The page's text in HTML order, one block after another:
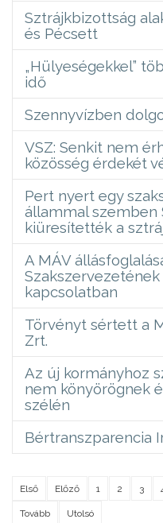
Sztrájkbizottság
és Pécsett
„Hülyeségekkel”
idő
Szennyvízben
VSZ: Senkit nem
közösség érdekét
Pert nyert egy
állammal
kiüresítették a
A MÁV
kapcsolatban
Törvényt sértett a
Zrt.
Az új kormányhoz
nem könyörögnek
szélén
Bértranszparencia
Első Előző 1 2 3
Tovább Utolsó